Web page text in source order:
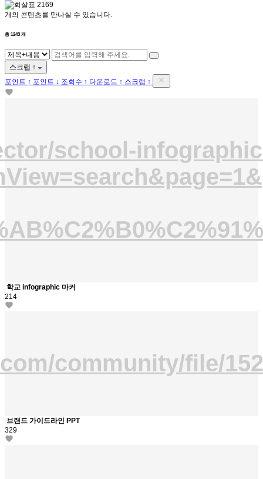
2169
개의 콘텐츠를 만나실 수 있습니다.
총 1243 개
스크랩 ↑
포인트 ↑ 포인트 ↓ 조회수 ↑ 다운로드 ↑ 스크랩 ↑
school-
학교 infographic 마커
214
community/file/
브랜드 가이드라인 PPT
329